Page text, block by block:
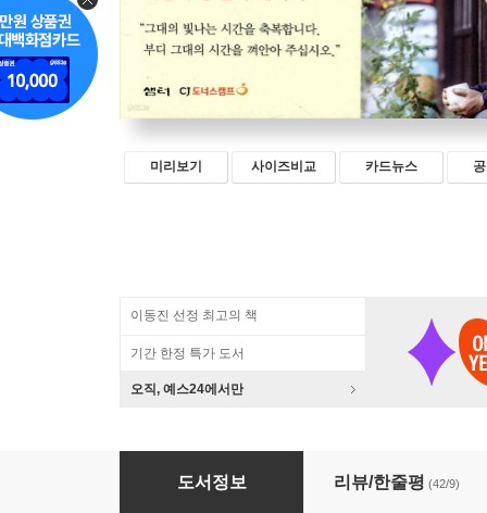
미리보기 사이즈비교 카드뉴스
이동진 선정 최고의 책
기간 한정 특가 도서
오직, 예스24에서만
마이너 없이 메이저 없다
도서정보 리뷰/한줄평 (42/9)